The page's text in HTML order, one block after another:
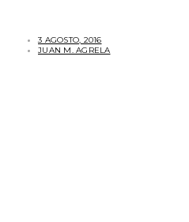
3 AGOSTO, 2016
JUAN M. AGRELA